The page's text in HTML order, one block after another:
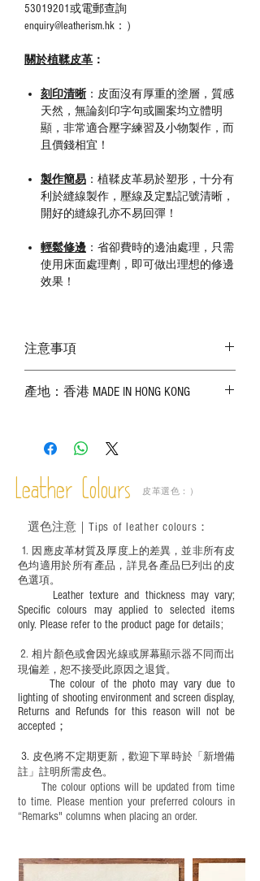
53019201或電郵查詢
enquiry@leatherism.hk：）
關於植鞣皮革 ：
刻印清晰 ：皮面沒有厚重的塗層，質感
天然，無論刻印字句或圖案均立體明
顯，非常適合壓字練習及小物製作，而
且價錢相宜！
製作簡易 ：植鞣皮革易於塑形，十分有
利於縫線製作，壓線及定點記號清晰，
開好的縫線孔亦不易回彈！
輕鬆修邊 ：省卻費時的邊油處理，只需
使用床面處理劑，即可做出理想的修邊
效果！
注意事項
的天然紋理、傷痕、蟲咬、皺摺、破洞和
－ 因應部位而厚度出現差異屬正常現象；
實物為準；
－ 植鞣皮革容易受環境、使用程度等產生
作前或完成後定期在皮面塗上皮革專用清
潔劑及貂鼠油等。
產地：香港 MADE IN HONG KONG
Leather Colours 皮革選色：）
1. ​ 因應皮革材質及厚度上的差異，並非所有皮
色均適用於所有產品，詳見各產品巳列出的皮
色選項。
Leather texture and thickness may vary;
Specific colours may applied to selected items
only. Please refer to the product page for details;
​2.相片顏色或會因光線或屏幕顯示器不同而出
現偏差，恕不接受此原因之退貨。
The colour of the photo may vary due to
lighting of shooting environment and screen display,
Returns and Refunds for this reason will not be
accepted；
3. 皮色將不定期更新，歡迎下單時於「新增備
註」註明 所需皮色。
The colour options will be updated from time
to time. Please mention your preferred colours in
“Remarks" columns when placing an order.
選色注意｜ Tips of leather colours ：